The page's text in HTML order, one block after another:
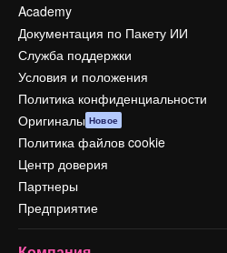
Academy
Документация по Пакету ИИ
Служба поддержки
Условия и положения
Политика конфиденциальности
Оригиналы Новое
Политика файлов cookie
Центр доверия
Партнеры
Предприятие